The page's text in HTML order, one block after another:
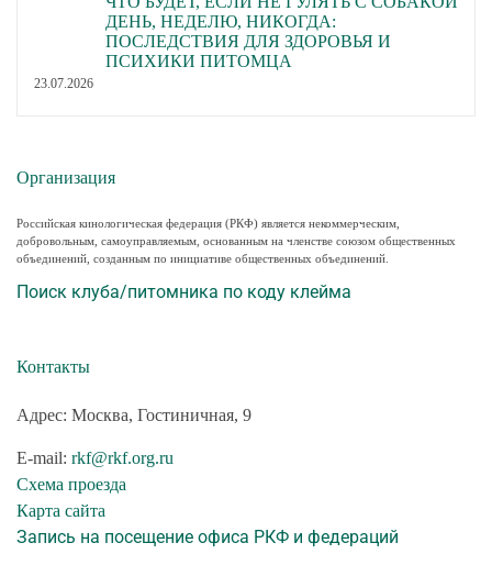
ДЕНЬ, НЕДЕЛЮ, НИКОГДА:
ПОСЛЕДСТВИЯ ДЛЯ ЗДОРОВЬЯ И
ПСИХИКИ ПИТОМЦА
23.07.2026
Организация
Российская кинологическая федерация (РКФ) является некоммерческим,
добровольным, самоуправляемым, основанным на членстве союзом общественных
объединений, созданным по инициативе общественных объединений.
Поиск клуба/питомника по коду клейма
Контакты
Адрес: Москва, Гостиничная, 9
E-mail: rkf@rkf.org.ru
Схема проезда
Карта сайта
Запись на посещение офиса РКФ и федераций